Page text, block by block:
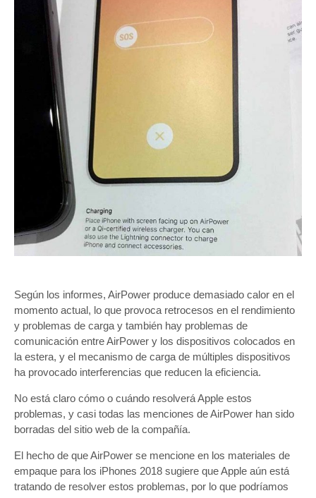
Según los informes, AirPower produce demasiado calor en el
momento actual, lo que provoca retrocesos en el rendimiento
y problemas de carga y también hay problemas de
comunicación entre AirPower y los dispositivos colocados en
la estera, y el mecanismo de carga de múltiples dispositivos
ha provocado interferencias que reducen la eficiencia.
No está claro cómo o cuándo resolverá Apple estos
problemas, y casi todas las menciones de AirPower han sido
borradas del sitio web de la compañía.
El hecho de que AirPower se mencione en los materiales de
empaque para los iPhones 2018 sugiere que Apple aún está
tratando de resolver estos problemas, por lo que podríamos